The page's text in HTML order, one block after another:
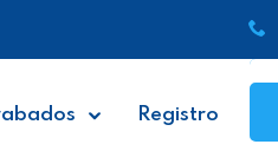
Registro